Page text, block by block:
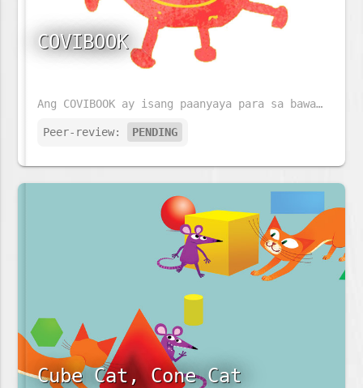
COVIBOOK
Ang COVIBOOK ay isang paanyaya para sa bawat pamilya na pag-usapan ang kanilang mga damdamin ukol sa COVID-19.
Peer-review: PENDING
Cube Cat, Cone Cat